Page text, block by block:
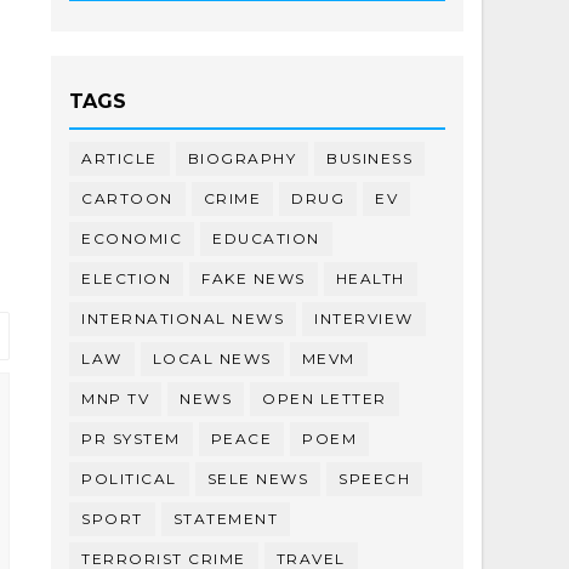
TAGS
ARTICLE BIOGRAPHY BUSINESS
CARTOON CRIME DRUG EV
ECONOMIC EDUCATION
ELECTION FAKE NEWS HEALTH
INTERNATIONAL NEWS INTERVIEW
LAW LOCAL NEWS MEVM
MNP TV NEWS OPEN LETTER
PR SYSTEM PEACE POEM
POLITICAL SELE NEWS SPEECH
SPORT STATEMENT
TERRORIST CRIME TRAVEL